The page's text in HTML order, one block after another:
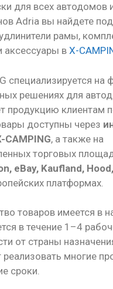
для всех автодомов
Adria вы найдете
рамы,
аксессуары в X-
специализируется на
решениях для
продукцию клиентам
доступны через
CAMPING, а также на
торговых
eBay, Kaufland,
платформах.
товаров имеется в
в течение 1–4
от страны
реализовать многие
сроки.